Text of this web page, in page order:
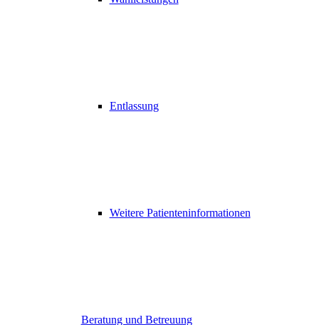
Entlassung
Weitere Patienteninformationen
Beratung und Betreuung